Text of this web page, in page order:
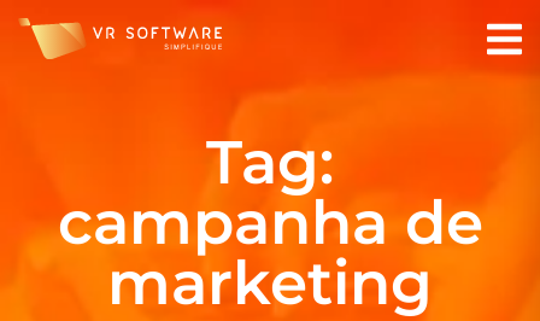
Tag:
campanha de
marketing